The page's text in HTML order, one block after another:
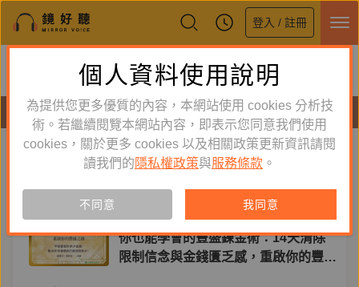
登入 / 註冊
鏡好聽全新APP上線
體驗全面升級，即刻下載
有聲書
自我實現 新到舊 舊到新
有聲書
你也能學會的豐盛鍊金術：14天清除
限制信念與金錢匱乏感，重啟你的豐盛
個人資料使用說明
為提供您更多優質的內容，本網站使用 cookies 分析技
術。若繼續閱覽本網站內容，即表示您同意我們使用
cookies，關於更多 cookies 以及相關政策更新資訊請閱
讀我們的 隱私權政策與服務條款 。
不同意 我同意